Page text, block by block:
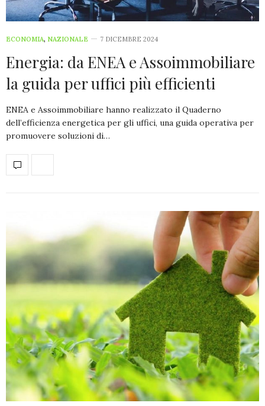
ECONOMIA, NAZIONALE 7 DICEMBRE 2024
Energia: da ENEA e Assoimmobiliare
la guida per uffici più efficienti
ENEA e Assoimmobiliare hanno realizzato il Quaderno
dell’efficienza energetica per gli uffici, una guida operativa per
promuovere soluzioni di…